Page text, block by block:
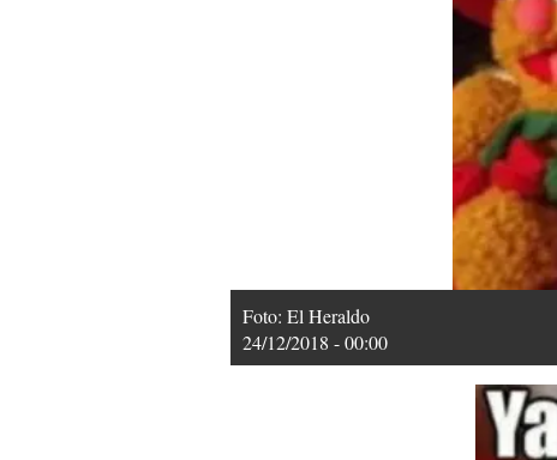
Foto: El Heraldo
24/12/2018 - 00:00